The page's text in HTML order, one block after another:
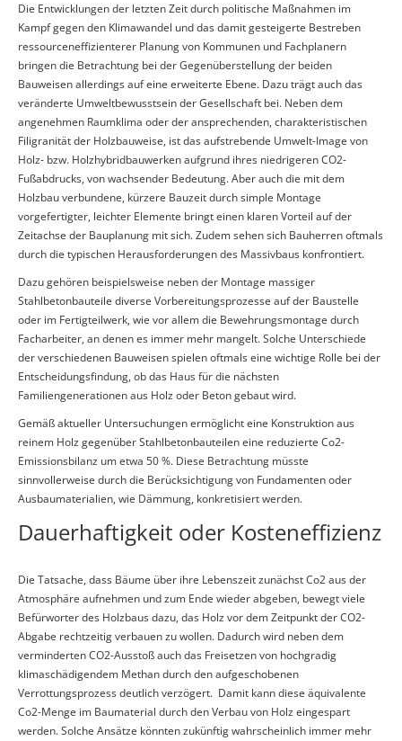
Die Entwicklungen der letzten Zeit durch politische Maßnahmen im
Kampf gegen den Klimawandel und das damit gesteigerte Bestreben
ressourceneffizienterer Planung von Kommunen und Fachplanern
bringen die Betrachtung bei der Gegenüberstellung der beiden
Bauweisen allerdings auf eine erweiterte Ebene. Dazu trägt auch das
veränderte Umweltbewusstsein der Gesellschaft bei. Neben dem
angenehmen Raumklima oder der ansprechenden, charakteristischen
Filigranität der Holzbauweise, ist das aufstrebende Umwelt-Image von
Holz- bzw. Holzhybridbauwerken aufgrund ihres niedrigeren CO2-
Fußabdrucks, von wachsender Bedeutung. Aber auch die mit dem
Holzbau verbundene, kürzere Bauzeit durch simple Montage
vorgefertigter, leichter Elemente bringt einen klaren Vorteil auf der
Zeitachse der Bauplanung mit sich. Zudem sehen sich Bauherren oftmals
durch die typischen Herausforderungen des Massivbaus konfrontiert.
Dazu gehören beispielsweise neben der Montage massiger
Stahlbetonbauteile diverse Vorbereitungsprozesse auf der Baustelle
oder im Fertigteilwerk, wie vor allem die Bewehrungsmontage durch
Facharbeiter, an denen es immer mehr mangelt. Solche Unterschiede
der verschiedenen Bauweisen spielen oftmals eine wichtige Rolle bei der
Entscheidungsfindung, ob das Haus für die nächsten
Familiengenerationen aus Holz oder Beton gebaut wird.
Gemäß aktueller Untersuchungen ermöglicht eine Konstruktion aus
reinem Holz gegenüber Stahlbetonbauteilen eine reduzierte Co2-
Emissionsbilanz um etwa 50 %. Diese Betrachtung müsste
sinnvollerweise durch die Berücksichtigung von Fundamenten oder
Ausbaumaterialien, wie Dämmung, konkretisiert werden.
Dauerhaftigkeit oder Kosteneffizienz
Die Tatsache, dass Bäume über ihre Lebenszeit zunächst Co2 aus der
Atmosphäre aufnehmen und zum Ende wieder abgeben, bewegt viele
Befürworter des Holzbaus dazu, das Holz vor dem Zeitpunkt der CO2-
Abgabe rechtzeitig verbauen zu wollen. Dadurch wird neben dem
verminderten CO2-Ausstoß auch das Freisetzen von hochgradig
klimaschädigendem Methan durch den aufgeschobenen
Verrottungsprozess deutlich verzögert. Damit kann diese äquivalente
Co2-Menge im Baumaterial durch den Verbau von Holz eingespart
werden. Solche Ansätze könnten zukünftig wahrscheinlich immer mehr